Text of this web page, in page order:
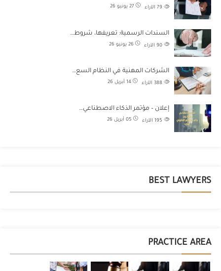
27 يونيو 26 الآراء
السندات الرسمية: تعريفها، شروط…
26 يونيو 26 الآراء
الشركات المهنية في النظام السع…
14 أبريل 26 الآراء
إعلان – مؤتمر الذكاء الاصطناعي…
05 أبريل 26 الآراء
BEST LAWYERS
PRACTICE AREA